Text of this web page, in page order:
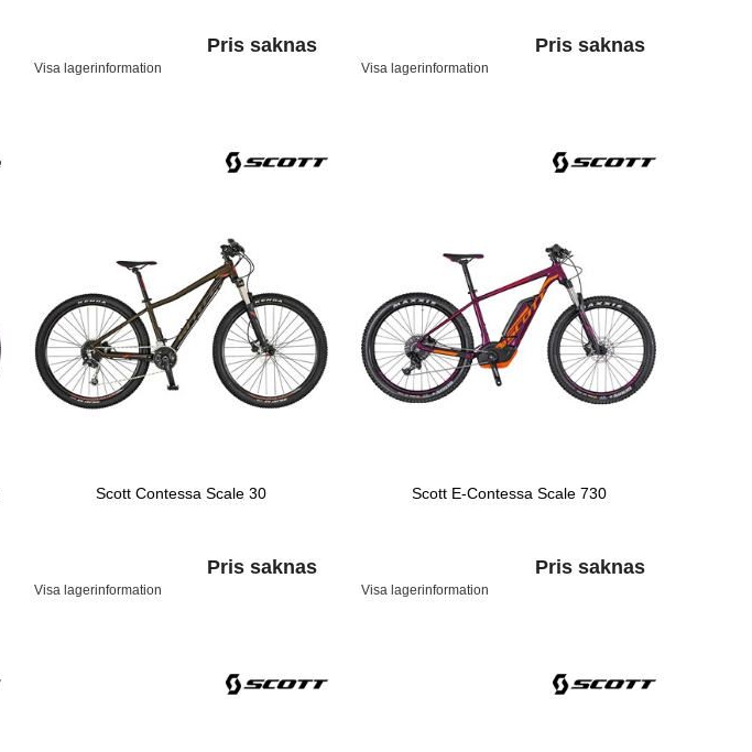
Pris saknas
Visa lagerinformation
Pris saknas
Visa lagerinformation
Scott Contessa Scale 30
Pris saknas
Visa lagerinformation
Scott E-Contessa Scale 730
Pris saknas
Visa lagerinformation